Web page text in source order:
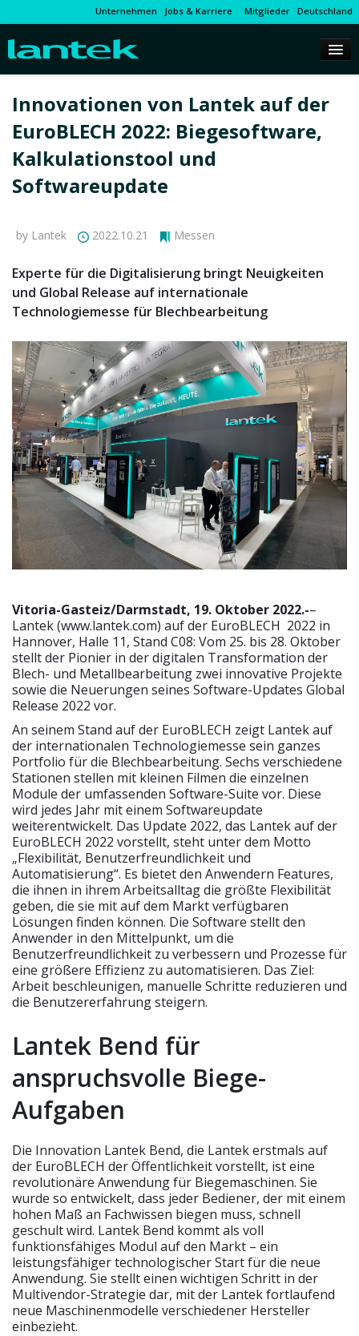
Unternehmen Jobs & Karriere Mitglieder Deutschland
Innovationen von Lantek auf der
EuroBLECH 2022: Biegesoftware,
Kalkulationstool und
Softwareupdate
by Lantek 2022.10.21 Messen
Experte für die Digitalisierung bringt Neuigkeiten
und Global Release auf internationale
Technologiemesse für Blechbearbeitung
Vitoria-Gasteiz/Darmstadt, 19. Oktober 2022.-–
Lantek (www.lantek.com) auf der EuroBLECH 2022 in
Hannover, Halle 11, Stand C08: Vom 25. bis 28. Oktober
stellt der Pionier in der digitalen Transformation der
Blech- und Metallbearbeitung zwei innovative Projekte
sowie die Neuerungen seines Software-Updates Global
Release 2022 vor.
An seinem Stand auf der EuroBLECH zeigt Lantek auf
der internationalen Technologiemesse sein ganzes
Portfolio für die Blechbearbeitung. Sechs verschiedene
Stationen stellen mit kleinen Filmen die einzelnen
Module der umfassenden Software-Suite vor. Diese
wird jedes Jahr mit einem Softwareupdate
weiterentwickelt. Das Update 2022, das Lantek auf der
EuroBLECH 2022 vorstellt, steht unter dem Motto
„Flexibilität, Benutzerfreundlichkeit und
Automatisierung“. Es bietet den Anwendern Features,
die ihnen in ihrem Arbeitsalltag die größte Flexibilität
geben, die sie mit auf dem Markt verfügbaren
Lösungen finden können. Die Software stellt den
Anwender in den Mittelpunkt, um die
Benutzerfreundlichkeit zu verbessern und Prozesse für
eine größere Effizienz zu automatisieren. Das Ziel:
Arbeit beschleunigen, manuelle Schritte reduzieren und
die Benutzererfahrung steigern.
Lantek Bend für
anspruchsvolle Biege-
Aufgaben
Die Innovation Lantek Bend, die Lantek erstmals auf
der EuroBLECH der Öffentlichkeit vorstellt, ist eine
revolutionäre Anwendung für Biegemaschinen. Sie
wurde so entwickelt, dass jeder Bediener, der mit einem
hohen Maß an Fachwissen biegen muss, schnell
geschult wird. Lantek Bend kommt als voll
funktionsfähiges Modul auf den Markt – ein
leistungsfähiger technologischer Start für die neue
Anwendung. Sie stellt einen wichtigen Schritt in der
Multivendor-Strategie dar, mit der Lantek fortlaufend
neue Maschinenmodelle verschiedener Hersteller
einbezieht.